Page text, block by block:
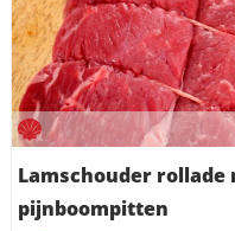
Lamschouder rollade
pijnboompitten